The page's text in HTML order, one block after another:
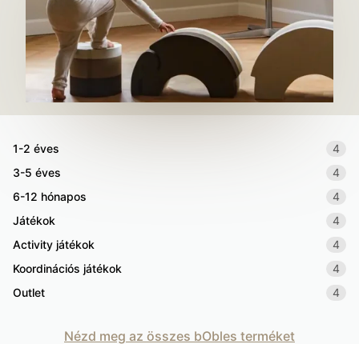
1-2 éves
4
3-5 éves
4
6-12 hónapos
4
Játékok
4
Activity játékok
4
Koordinációs játékok
4
Outlet
4
Nézd meg az összes bObles terméket